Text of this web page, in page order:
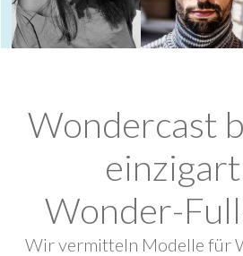
Wondercast
Wonder-
Wir vermitteln Modelle für